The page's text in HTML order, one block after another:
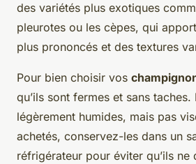
des variétés plus exotiques
pleurotes ou les cèpes, qui
plus prononcés et des textures
Pour bien choisir vos
qu’ils sont fermes et sans
légèrement humides, mais pas
achetés, conservez-les dans un
réfrigérateur pour éviter qu’ils ne